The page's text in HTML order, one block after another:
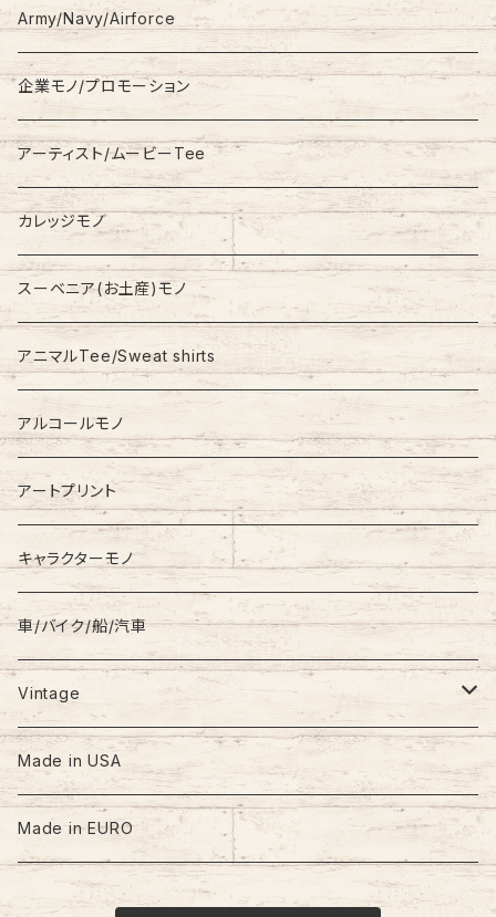
S/S
Hoodie
Fleece
Knit/Sweater
Jacket
Nylon Jacket
Stadium Jumper
Down Jacket
Coat
Champion
Carhartt
Columbia
NAUTICA
NIKE
RALPH LAUREN
TOMMY HILFIGER
Levi’s
Army/Navy/Airforce
企業モノ/プロモーション
アーティスト/ムービーTee
カレッジモノ
スーベニア(お土産)モノ
アニマルTee/Sweat shirts
アルコールモノ
アートプリント
キャラクターモノ
車/バイク/船/汽車
Vintage
60s-70s
80s
90s
Made in USA
Made in EURO